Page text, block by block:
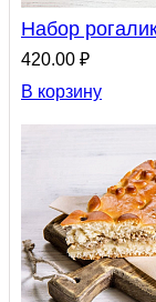
Набор
420.00 ₽
В корзину